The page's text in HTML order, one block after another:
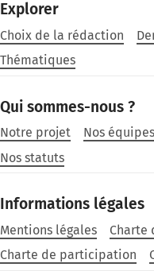
Explorer
Choix de la rédaction
Thématiques
Qui sommes-nous ?
Notre projet Nos équipes
Nos statuts
Informations légales
Mentions légales
Charte
Charte de participation